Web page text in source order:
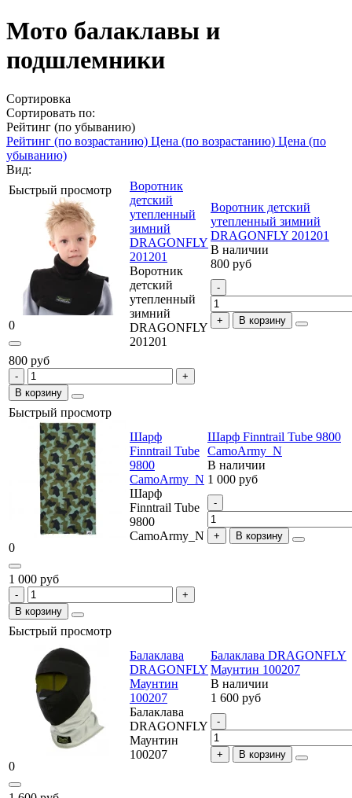
Мото балаклавы и
подшлемники
Сортировка
Сортировать по:
Рейтинг (по убыванию)
Рейтинг (по возрастанию) Цена (по возрастанию) Цена (по
убыванию)
Вид:
Быстрый просмотр
0
Воротник
детский
утепленный
зимний
DRAGONFLY
201201
Воротник
детский
утепленный
зимний
DRAGONFLY
201201
Воротник детский
утепленный зимний
DRAGONFLY 201201
В наличии
800 руб
В корзину
800 руб
В корзину
Быстрый просмотр
0
Шарф
Finntrail Tube
9800
CamoArmy_N
Шарф
Finntrail Tube
9800
CamoArmy_N
Шарф Finntrail Tube 9800
CamoArmy_N
В наличии
1 000 руб
В корзину
1 000 руб
В корзину
Быстрый просмотр
0
Балаклава
DRAGONFLY
Маунтин
100207
Балаклава
DRAGONFLY
Маунтин
100207
Балаклава DRAGONFLY
Маунтин 100207
В наличии
1 600 руб
В корзину